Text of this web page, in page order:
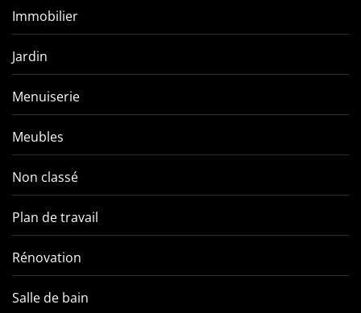
Immobilier
Jardin
Menuiserie
Meubles
Non classé
Plan de travail
Rénovation
Salle de bain